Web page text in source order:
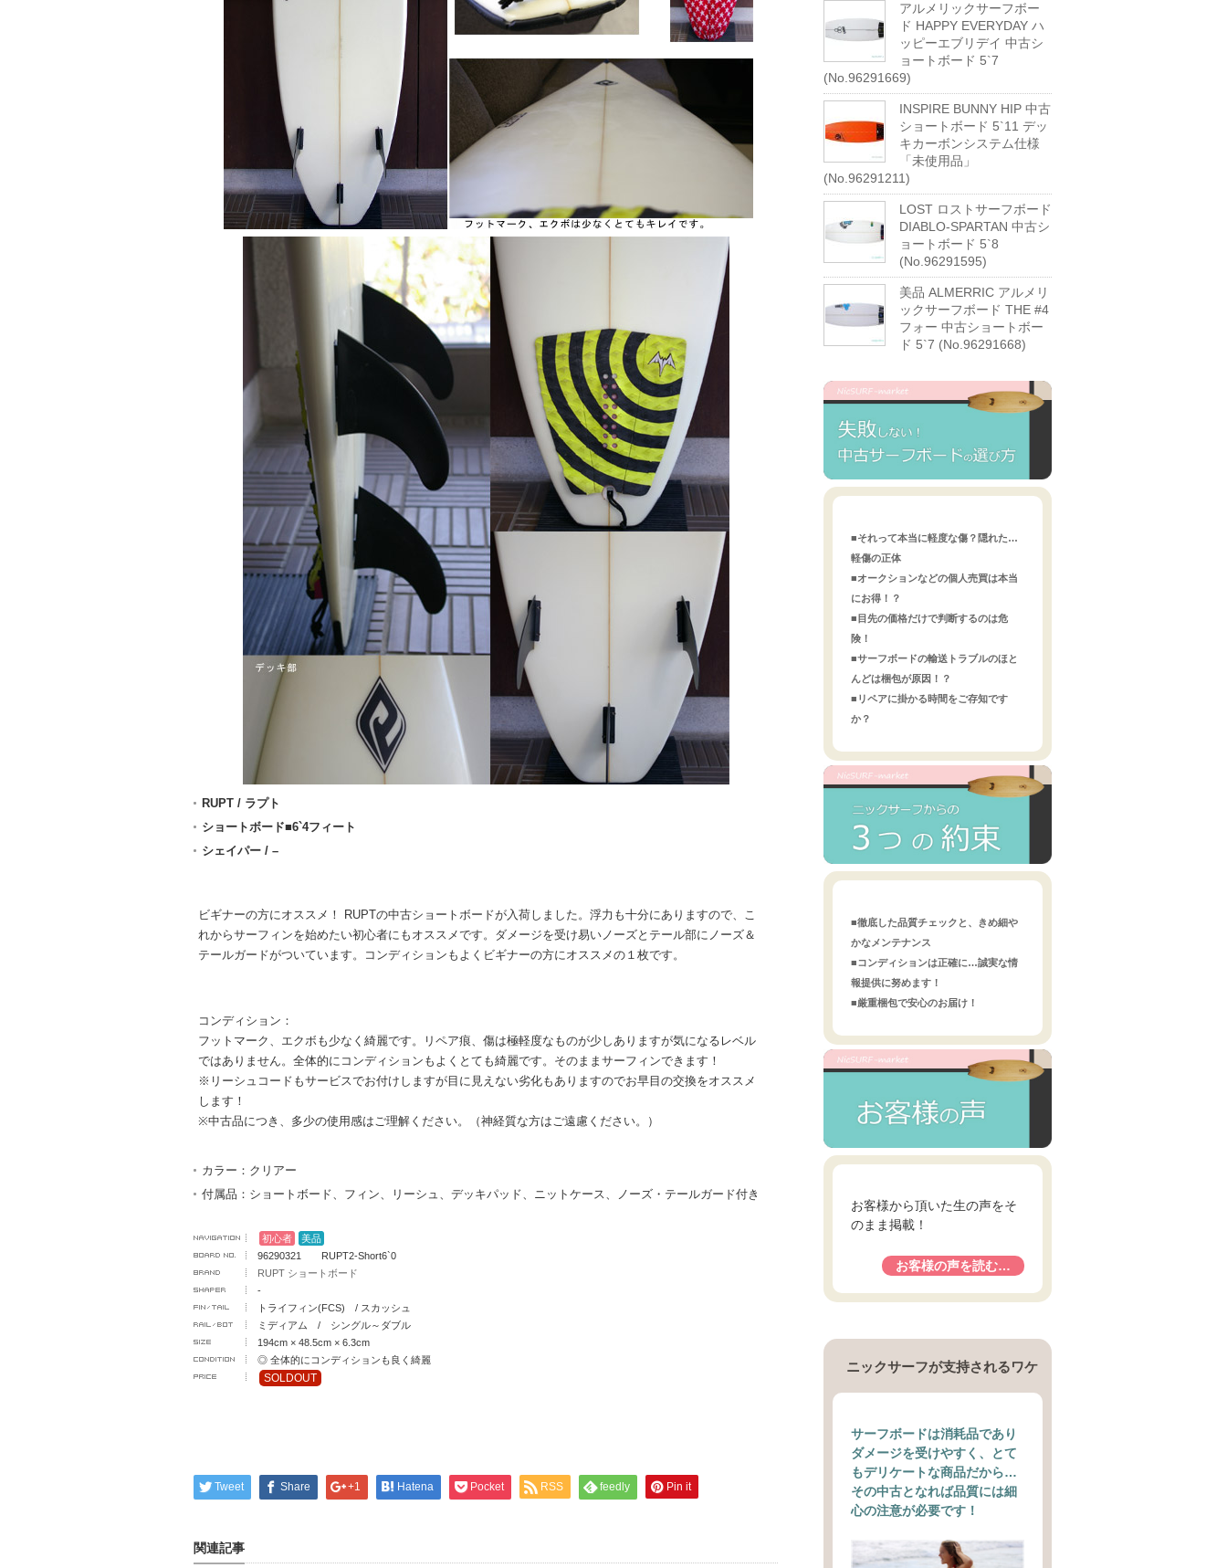
RUPT / ラプト
ショートボード■6`4フィート
シェイパー / –
ビギナーの方にオススメ！ RUPTの中古ショートボードが入荷しました。浮力も十分にありますので、こ
れからサーフィンを始めたい初心者にもオススメです。ダメージを受け易いノーズとテール部にノーズ＆
テールガードがついています。コンディションもよくビギナーの方にオススメの１枚です。
コンディション：
フットマーク、エクボも少なく綺麗です。リペア痕、傷は極軽度なものが少しありますが気になるレベル
ではありません。全体的にコンディションもよくとても綺麗です。そのままサーフィンできます！
※リーシュコードもサービスでお付けしますが目に見えない劣化もありますのでお早目の交換をオススメ
します！
※中古品につき、多少の使用感はご理解ください。（神経質な方はご遠慮ください。）
カラー：クリアー
付属品：ショートボード、フィン、リーシュ、デッキパッド、ニットケース、ノーズ・テールガード付き
初心者
美品
96290321 RUPT2-Short6`0
RUPT ショートボード
-
トライフィン(FCS) / スカッシュ
ミディアム / シングル～ダブル
194cm × 48.5cm × 6.3cm
◎ 全体的にコンディションも良く綺麗
SOLDOUT
Tweet Share +1 Hatena Pocket RSS feedly Pin it
関連記事
アルメリックサーフボー
ド HAPPY EVERYDAY ハ
ッピーエブリデイ 中古シ
ョートボード 5`7
(No.96291669)
INSPIRE BUNNY HIP 中古
ショートボード 5`11 デッ
キカーボンシステム仕様
「未使用品」
(No.96291211)
LOST ロストサーフボード
DIABLO-SPARTAN 中古シ
ョートボード 5`8
(No.96291595)
美品 ALMERRIC アルメリ
ックサーフボード THE #4
フォー 中古ショートボー
ド 5`7 (No.96291668)
■それって本当に軽度な傷？隠れた…
軽傷の正体
■オークションなどの個人売買は本当
にお得！？
■目先の価格だけで判断するのは危
険！
■サーフボードの輸送トラブルのほと
んどは梱包が原因！？
■リペアに掛かる時間をご存知です
か？
■徹底した品質チェックと、きめ細や
かなメンテナンス
■コンディションは正確に…誠実な情
報提供に努めます！
■厳重梱包で安心のお届け！
お客様から頂いた生の声をそ
のまま掲載！
お客様の声を読む…
ニックサーフが支持されるワケ
サーフボードは消耗品であり
ダメージを受けやすく、とて
もデリケートな商品だから…
その中古となれば品質には細
心の注意が必要です！